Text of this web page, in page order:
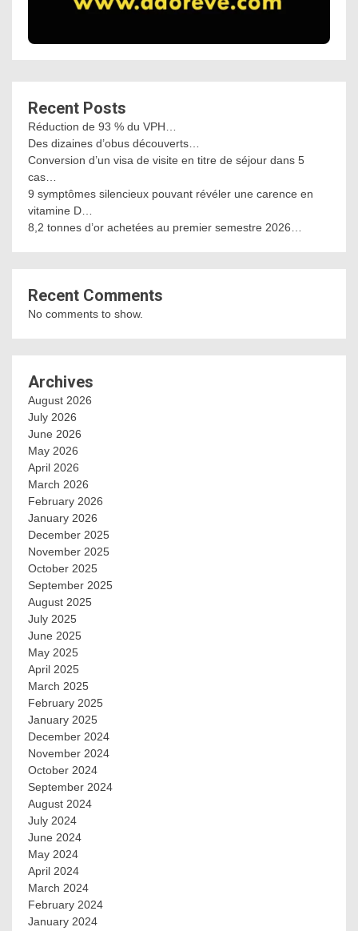
Recent Posts
Réduction de 93 % du VPH…
Des dizaines d’obus découverts…
Conversion d’un visa de visite en titre de séjour dans 5
cas…
9 symptômes silencieux pouvant révéler une carence en
vitamine D…
8,2 tonnes d’or achetées au premier semestre 2026…
Recent Comments
No comments to show.
Archives
August 2026
July 2026
June 2026
May 2026
April 2026
March 2026
February 2026
January 2026
December 2025
November 2025
October 2025
September 2025
August 2025
July 2025
June 2025
May 2025
April 2025
March 2025
February 2025
January 2025
December 2024
November 2024
October 2024
September 2024
August 2024
July 2024
June 2024
May 2024
April 2024
March 2024
February 2024
January 2024